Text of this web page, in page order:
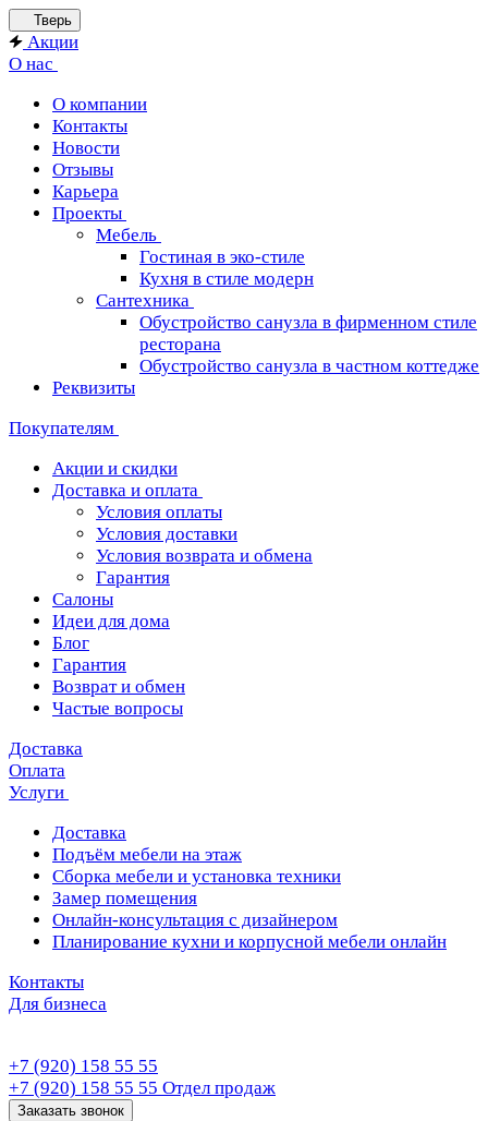
Тверь
Акции
О нас
О компании
Контакты
Новости
Отзывы
Карьера
Проекты
Мебель
Гостиная в эко-стиле
Кухня в стиле модерн
Сантехника
Обустройство санузла в фирменном стиле
ресторана
Обустройство санузла в частном коттедже
Реквизиты
Покупателям
Акции и скидки
Доставка и оплата
Условия оплаты
Условия доставки
Условия возврата и обмена
Гарантия
Салоны
Идеи для дома
Блог
Гарантия
Возврат и обмен
Частые вопросы
Доставка
Оплата
Услуги
Доставка
Подъём мебели на этаж
Сборка мебели и установка техники
Замер помещения
Онлайн-консультация с дизайнером
Планирование кухни и корпусной мебели онлайн
Контакты
Для бизнеса
+7 (920) 158 55 55
+7 (920) 158 55 55 Отдел продаж
Заказать звонок